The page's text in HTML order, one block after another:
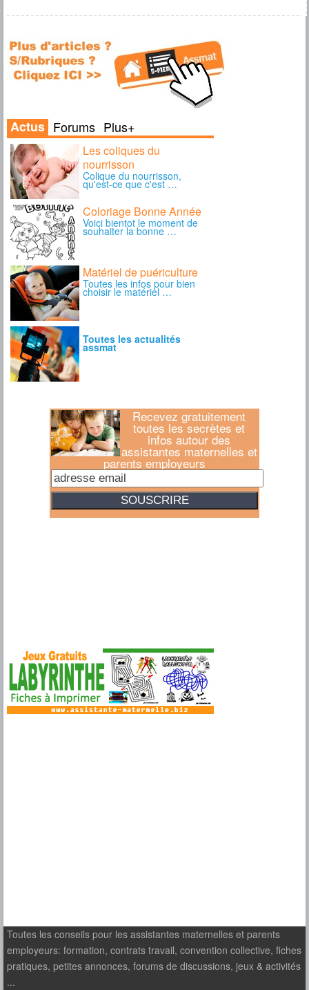
Recevez gratuitement
toutes les secrètes et
infos autour des
assistantes maternelles et
parents employeurs
Toutes les conseils pour les assistantes maternelles et parents
employeurs: formation, contrats travail, convention collective, fiches
pratiques, petites annonces, forums de discussions, jeux & activités
...